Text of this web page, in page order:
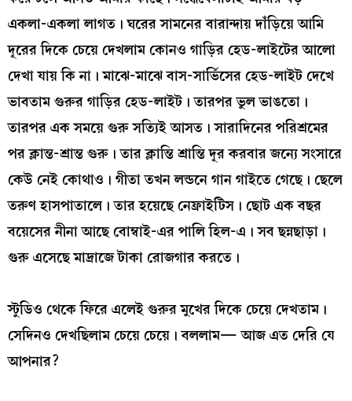
একলা-একলা লাগত। ঘরের সামনের বারান্দায় দাঁড়িয়ে আমি
দূরের দিকে চেয়ে দেখলাম কোনও গাড়ির হেড-লাইটের আলো
দেখা যায় কি না। মাঝে-মাঝে বাস-সার্ভিসের হেড-লাইট দেখে
ভাবতাম গুরুর গাড়ির হেড-লাইট। তারপর ভুল ভাঙতো।
তারপর এক সময়ে গুরু সত্যিই আসত। সারাদিনের পরিশ্রমের
পর ক্লান্ত-শ্রান্ত গুরু। তার ক্লান্তি শ্রান্তি দূর করবার জন্যে সংসারে
কেউ নেই কোথাও। গীতা তখন লন্ডনে গান গাইতে গেছে। ছেলে
তরুণ হাসপাতালে। তার হয়েছে নেফ্রাইটিস। ছোট এক বছর
বয়েসের নীনা আছে বোম্বাই-এর পালি হিল-এ। সব ছন্নছাড়া।
গুরু এসেছে মাদ্রাজে টাকা রোজগার করতে।
স্টুডিও থেকে ফিরে এলেই গুরুর মুখের দিকে চেয়ে দেখতাম।
সেদিনও দেখছিলাম চেয়ে চেয়ে। বললাম— আজ এত দেরি যে
আপনার?